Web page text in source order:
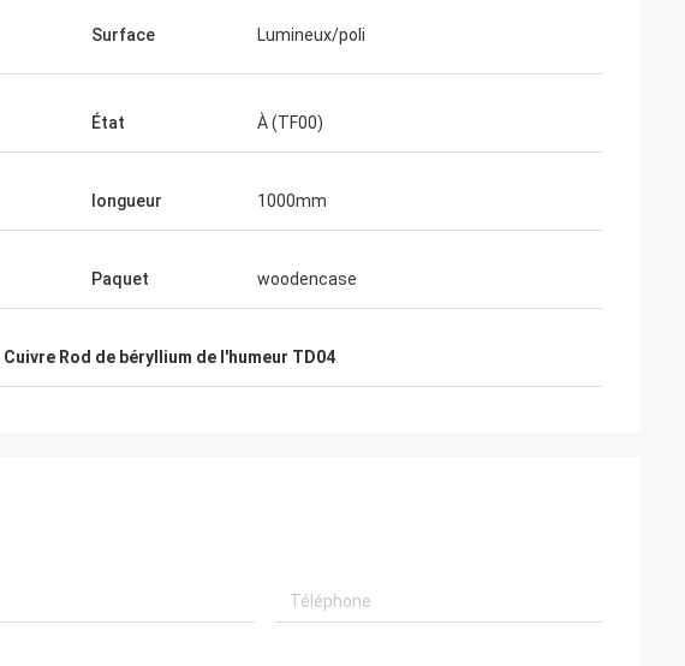
Surface Lumineux/poli
État À (TF00)
longueur 1000mm
Paquet woodencase
Cuivre Rod de béryllium de l'humeur TD04